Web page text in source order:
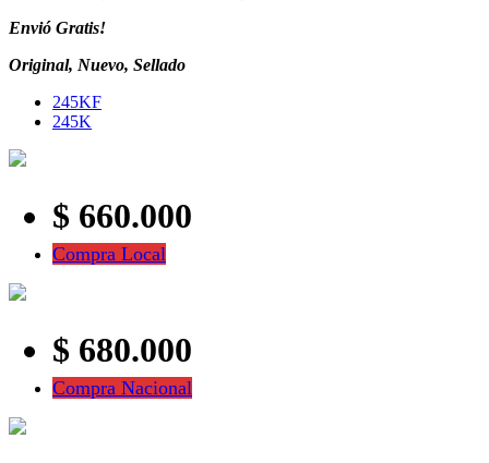
Envió Gratis!
Original, Nuevo, Sellado
245KF
245K
$ 660.000
Compra Local
$ 680.000
Compra Nacional